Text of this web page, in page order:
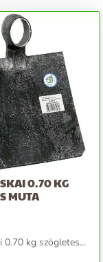
0.70 KG
MUTA
0.70 kg szögletes...